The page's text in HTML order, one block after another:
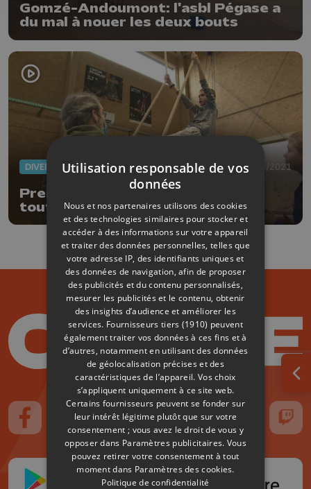
Gomzé-Andoumont: l'asbl Pégase a
du mal à nouer les deux bouts
DIVERS 17/02/2021
Premier stage organisé dans la
toute nouvelle Ecole du cirque
Suivez-nous sur FaceBook
Suivez-nous sur Instagram
Suivez-nous sur TikTokSuivez-nous sur YouTube
Suivez-nous
Utilisation responsable de vos
données
Nous et nos partenaires utilisons des cookies
et des technologies similaires pour stocker et
accéder à des informations sur votre appareil
et traiter des données personnelles, telles que
votre adresse IP, des identifiants uniques et
des données de navigation, afin de proposer
des publicités et du contenu personnalisés,
mesurer les publicités et le contenu, obtenir
des insights d’audience et améliorer les
services. Fournisseurs tiers (1910) peuvent
également traiter vos données à ces fins et à
d’autres, notamment en utilisant des données
de géolocalisation précises et des
caractéristiques de l’appareil. Vos choix
s’appliquent uniquement à ce site web.
Certains fournisseurs peuvent se fonder sur
leur intérêt légitime plutôt que sur votre
consentement ; vous avez le droit de vous y
opposer dans Paramètres publicitaires. Vous
pouvez retirer votre consentement à tout
moment dans Paramètres des cookies.
Politique de confidentialité